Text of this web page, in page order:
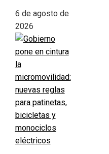
6 de agosto de
2026